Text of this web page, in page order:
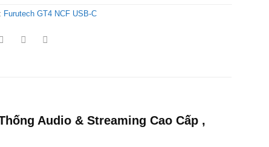
Furutech GT4 NCF USB-C
Audio & Streaming Cao Cấp ,